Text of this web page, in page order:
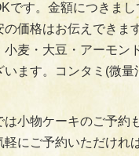
です。金額につきま
価格はお伝えできま
麦・大豆・アーモン
ます。コンタミ(微
小物ケーキのご予約
にご予約いただけれ